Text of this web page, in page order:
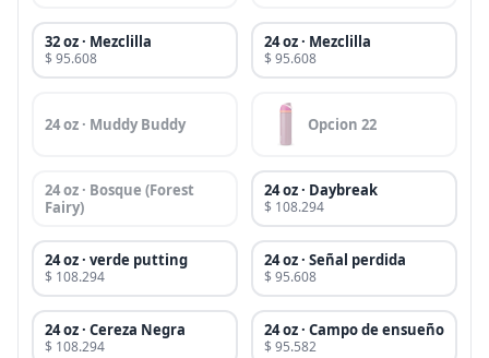
32 oz · Mezclilla
$ 95.608
24 oz · Mezclilla
$ 95.608
24 oz · Muddy Buddy Opcion 22
24 oz · Bosque (Forest
Fairy)
24 oz · Daybreak
$ 108.294
24 oz · verde putting
$ 108.294
24 oz · Señal perdida
$ 95.608
24 oz · Cereza Negra
$ 108.294
24 oz · Campo de ensueño
$ 95.582